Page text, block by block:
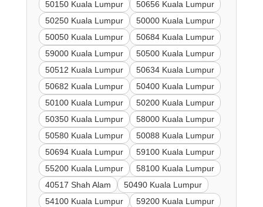
50150 Kuala Lumpur
50656 Kuala Lumpur
50250 Kuala Lumpur
50000 Kuala Lumpur
50050 Kuala Lumpur
50684 Kuala Lumpur
59000 Kuala Lumpur
50500 Kuala Lumpur
50512 Kuala Lumpur
50634 Kuala Lumpur
50682 Kuala Lumpur
50400 Kuala Lumpur
50100 Kuala Lumpur
50200 Kuala Lumpur
50350 Kuala Lumpur
58000 Kuala Lumpur
50580 Kuala Lumpur
50088 Kuala Lumpur
50694 Kuala Lumpur
59100 Kuala Lumpur
55200 Kuala Lumpur
58100 Kuala Lumpur
40517 Shah Alam
50490 Kuala Lumpur
54100 Kuala Lumpur
59200 Kuala Lumpur